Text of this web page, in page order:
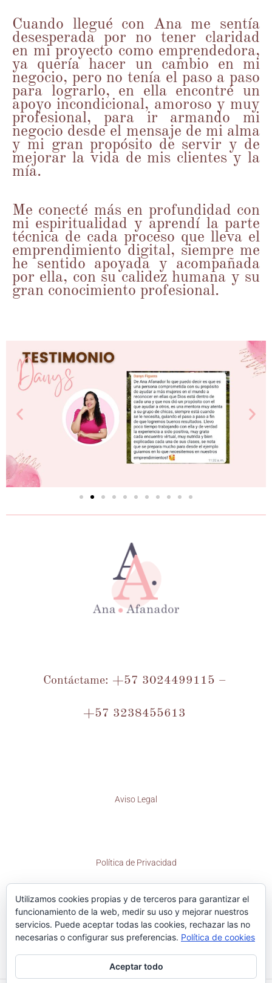
Cuando llegué con Ana me sentía
desesperada por no tener claridad
en mi proyecto como emprendedora,
ya quería hacer un cambio en mi
negocio, pero no tenía el paso a paso
para lograrlo, en ella encontré un
apoyo incondicional, amoroso y muy
profesional, para ir armando mi
negocio desde el mensaje de mi alma
y mi gran propósito de servir y de
mejorar la vida de mis clientes y la
mía.
Me conecté más en profundidad con
mi espiritualidad y aprendí la parte
técnica de cada proceso que lleva el
emprendimiento digital, siempre me
he sentido apoyada y acompañada
por ella, con su calidez humana y su
gran conocimiento profesional.
Contáctame: +57 3024499115 –
+57 3238455613
Aviso Legal
Política de Privacidad
Política de Cookies
Utilizamos cookies propias y de terceros para garantizar el
funcionamiento de la web, medir su uso y mejorar nuestros
servicios. Puede aceptar todas las cookies, rechazar las no
necesarias o configurar sus preferencias. Política de cookies
Aceptar todo